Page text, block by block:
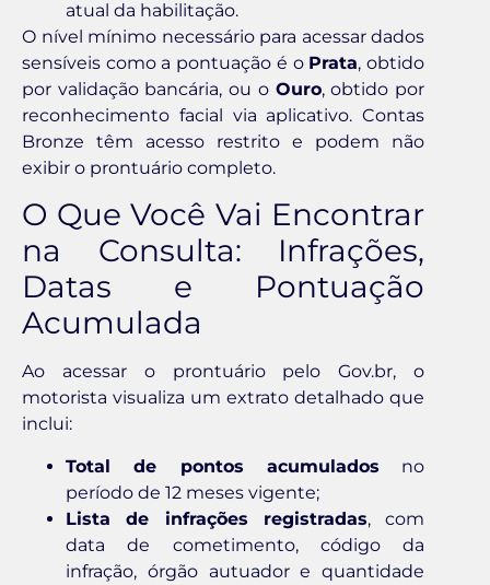
atual da habilitação.
O nível mínimo necessário para acessar dados
sensíveis como a pontuação é o Prata, obtido
por validação bancária, ou o Ouro, obtido por
reconhecimento facial via aplicativo. Contas
Bronze têm acesso restrito e podem não
exibir o prontuário completo.
O Que Você Vai Encontrar
na Consulta: Infrações,
Datas e Pontuação
Acumulada
Ao acessar o prontuário pelo Gov.br, o
motorista visualiza um extrato detalhado que
inclui:
Total de pontos acumulados no
período de 12 meses vigente;
Lista de infrações registradas, com
data de cometimento, código da
infração, órgão autuador e quantidade